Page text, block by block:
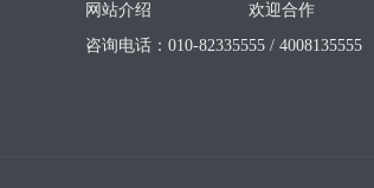
网站介绍 欢迎合作
咨询电话：010-82335555 / 4008135555